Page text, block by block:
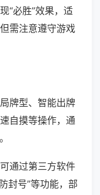
“必胜”效果，适
需注意遵守游戏
牌型、智能出牌
自摸等操作，通
通过第三方软件
封号”等功能，部